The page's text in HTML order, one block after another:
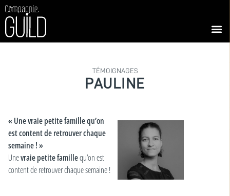
TÉMOIGNAGES
PAULINE
« Une vraie petite famille qu’on
est content de retrouver chaque
semaine ! »
Unevraie petite famillequ’on est
content de retrouver chaque semaine !